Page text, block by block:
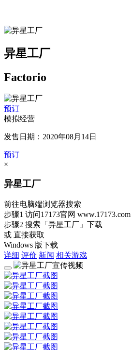
异星工厂
Factorio
预订
模拟经营
发售日期：2020年08月14日
预订
×
异星工厂
前往电脑端浏览器搜索
步骤1 访问17173官网 www.17173.com
步骤2 搜索 「异星工厂」 下载
或 直接获取
Windows 版下载
详细 评价 新闻 相关游戏